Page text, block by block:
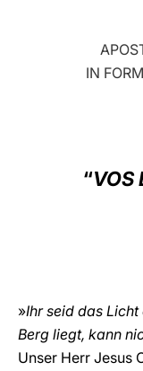
IN
“VOS
»Ihr seid das Licht
Berg liegt, kann
Unser Herr Jesus